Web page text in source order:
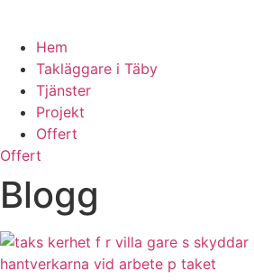
Hem
Takläggare i Täby
Tjänster
Projekt
Offert
Offert
Blogg